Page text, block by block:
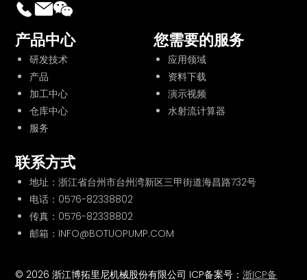
产品中心
研发技术
产品
加工中心
仓库中心
服务
您需要的服务
应用领域
资料下载
演示视频
水射流计算器
联系方式
地址：浙江省台州市台州湾新区三甲街道海昌路732号
电话： 0576-82338802
传真：0576-82338802
邮箱：INFO@BOTUOPUMP.COM
© 2026 浙江博拓里尼机械股份有限公司 ICP备案号：浙ICP备